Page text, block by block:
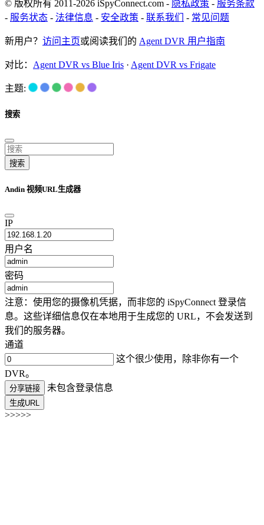
© 版权所有 2011-2026 iSpyConnect.com - 隐私政策 - 服务条款
- 服务状态 - 法律信息 - 安全政策 - 联系我们 - 常见问题
新用户？ 访问主页或阅读我们的 Agent DVR 用户指南
对比： Agent DVR vs Blue Iris · Agent DVR vs Frigate
主题:
搜索
搜索
Andin 视频URL生成器
IP
用户名
密码
注意：使用您的摄像机凭据，而非您的 iSpyConnect 登录信
息。这些详细信息仅在本地用于生成您的 URL，不会发送到
我们的服务器。
通道
这个很少使用，除非你有一个
DVR。
分享链接 未包含登录信息
生成URL
>>>>>